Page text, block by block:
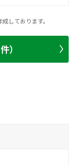
しております。
）